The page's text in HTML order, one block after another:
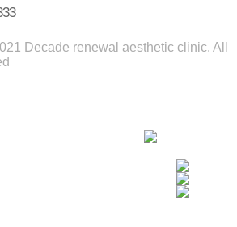
Decade renewal aesthetic clinic. All